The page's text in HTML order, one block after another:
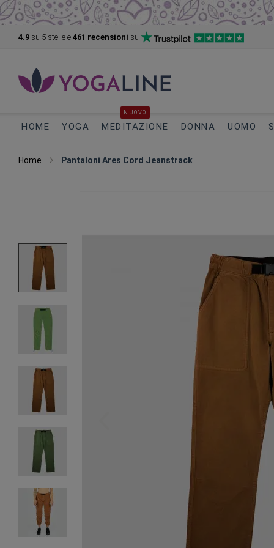
4.9 su 5 stelle e 461 recensioni su
HOME YOGA MEDITAZIONE
NUOVO
DONNA UOMO
Home Pantaloni Ares Cord Jeanstrack
galleria
immagini